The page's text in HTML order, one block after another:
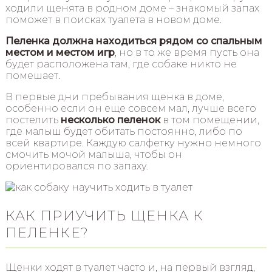
ходили щенята в родном доме – знакомый запах
поможет в поисках туалета в новом доме.
Пеленка должна находиться рядом со спальным
местом и местом игр, но в то же время пусть она
будет расположена там, где собаке никто не
помешает.
В первые дни пребывания щенка в доме,
особенно если он еще совсем мал, лучше всего
постелить несколько пеленокв том помещении,
где малыш будет обитать постоянно, либо по
всей квартире. Каждую салфетку нужно немного
смочить мочой малыша, чтобы он
ориентировался по запаху.
КАК ПРИУЧИТЬ ЩЕНКА К
ПЕЛЕНКЕ?
Щенки ходят в туалет часто и, на первый взгляд,